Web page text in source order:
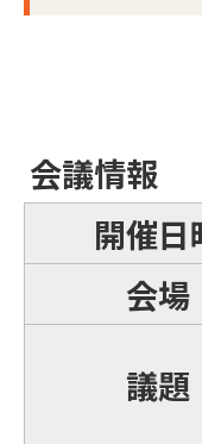
会議情報
開催日
会場
議題